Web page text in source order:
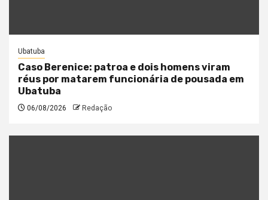
Ubatuba
Caso Berenice: patroa e dois homens viram
réus por matarem funcionária de pousada em
Ubatuba
06/08/2026 Redação